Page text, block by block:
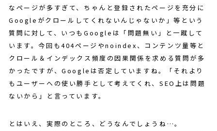
なページが多すぎて、ちゃんと登録されたページを充分に
Googleがクロールしてくれないんじゃないか」等という
質問に対して、いつもGoogleは「問題無い」と一蹴して
います。今回も404ページやnoindex、コンテンツ量等と
クロール＆インデックス頻度の因果関係を求める質問が多
かったですが、Googleは否定していますね。「それより
もユーザーへの使い勝手として考えてくれ、SEO上は問題
ないから」と言っています。
とはいえ、実際のところ、どうなんでしょうね…。